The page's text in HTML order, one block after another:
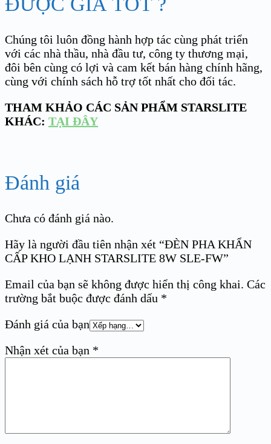
Chúng tôi luôn đồng hành hợp tác cùng phát triển
với các nhà thầu, nhà đầu tư, công ty thương mại,
đôi bên cùng có lợi và cam kết bán hàng chính hãng,
cùng với chính sách hỗ trợ tốt nhất cho đối tác.
THAM KHẢO CÁC SẢN PHẨM STARSLITE
KHÁC: TẠI ĐÂY
Đánh giá
Chưa có đánh giá nào.
Hãy là người đầu tiên nhận xét “ĐÈN PHA KHẨN
CẤP KHO LẠNH STARSLITE 8W SLE-FW”
Email của bạn sẽ không được hiển thị công khai. Các
trường bắt buộc được đánh dấu *
Đánh giá của bạn
Nhận xét của bạn *